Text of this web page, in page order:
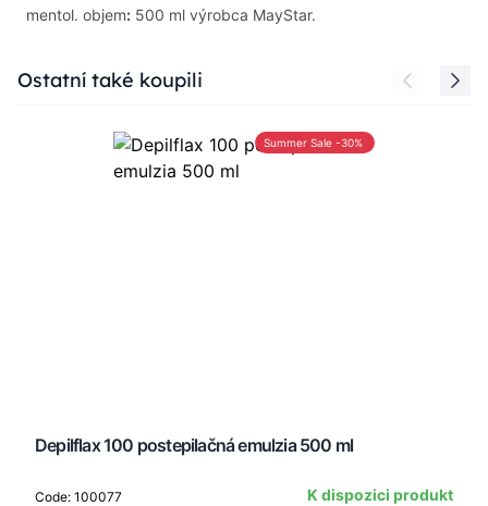
mentol. objem: 500 ml výrobca MayStar.
Press to skip carousel
Ostatní také koupili
Summer Sale -30%
Depilflax 100 postepilačná emulzia 500 ml
Code: 100077
K dispozici produkt